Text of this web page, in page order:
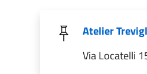
Atelier
Via Locatelli